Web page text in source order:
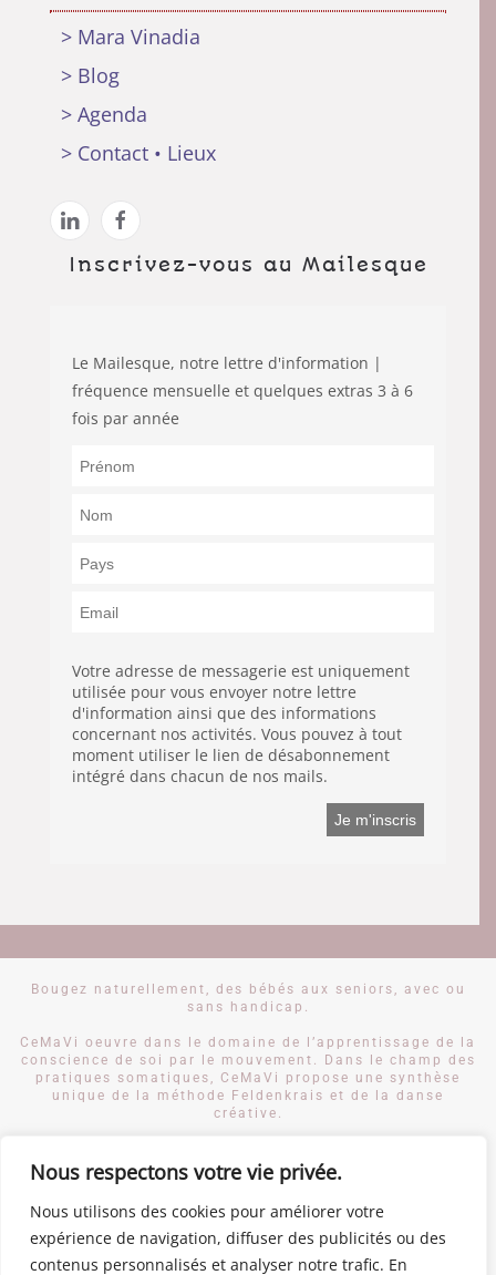
Nous respectons votre vie privée.
Nous utilisons des cookies pour améliorer votre
expérience de navigation, diffuser des publicités ou des
contenus personnalisés et analyser notre trafic. En
> Mara Vinadia
> Blog
> Agenda
> Contact • Lieux
Inscrivez-vous au Mailesque
Le Mailesque, notre lettre d'information |
fréquence mensuelle et quelques extras 3 à 6
fois par année
Votre adresse de messagerie est uniquement
utilisée pour vous envoyer notre lettre
d'information ainsi que des informations
concernant nos activités. Vous pouvez à tout
moment utiliser le lien de désabonnement
intégré dans chacun de nos mails.
Bougez naturellement, des bébés aux seniors, avec ou
sans handicap.
CeMaVi oeuvre dans le domaine de l’apprentissage de la
conscience de soi par le mouvement. Dans le champ des
pratiques somatiques, CeMaVi propose une synthèse
unique de la méthode Feldenkrais et de la danse
créative.
romande. Le centre CeMaVi est en cours d’implantation
en Drôme provençale, dans le département 26, en région
Rhône-Alpes en France.
© 2019 CENTRE CEMAVI